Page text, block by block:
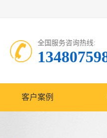
全国服务咨询热线:
客户案例